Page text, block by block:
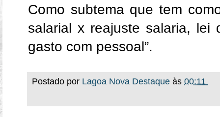
Como subtema que tem
salarial x reajuste salaria, lei
gasto com pessoal”.
Postado por Lagoa Nova Destaque às 00:11